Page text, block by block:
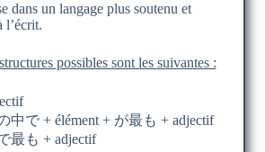
dans un langage plus soutenu et
l’écrit.
possibles sont les suivantes :
中で + élément + が最も + adjectif
最も + adjectif